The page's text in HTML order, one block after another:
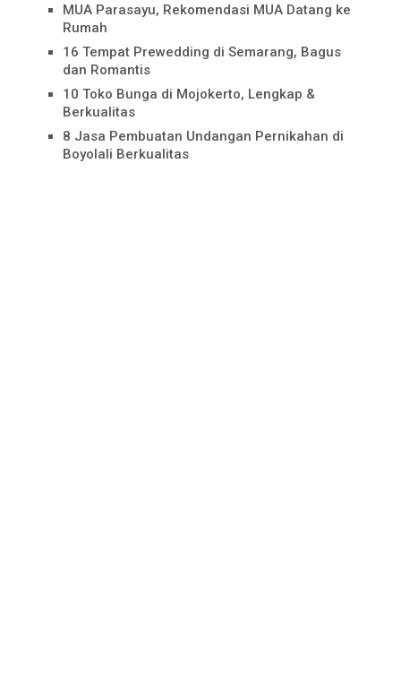
MUA Parasayu, Rekomendasi MUA Datang ke
Rumah
16 Tempat Prewedding di Semarang, Bagus
dan Romantis
10 Toko Bunga di Mojokerto, Lengkap &
Berkualitas
8 Jasa Pembuatan Undangan Pernikahan di
Boyolali Berkualitas